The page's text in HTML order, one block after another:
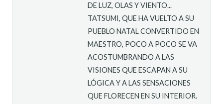
DE LUZ, OLAS Y VIENTO...
TATSUMI, QUE HA VUELTO A SU
PUEBLO NATAL CONVERTIDO EN
MAESTRO, POCO A POCO SE VA
ACOSTUMBRANDO A LAS
VISIONES QUE ESCAPAN A SU
LÓGICA Y A LAS SENSACIONES
QUE FLORECEN EN SU INTERIOR.